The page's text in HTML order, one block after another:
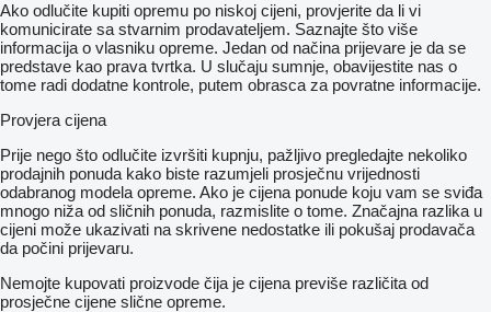
Ako odlučite kupiti opremu po niskoj cijeni, provjerite da li vi
komunicirate sa stvarnim prodavateljem. Saznajte što više
informacija o vlasniku opreme. Jedan od načina prijevare je da se
predstave kao prava tvrtka. U slučaju sumnje, obavijestite nas o
tome radi dodatne kontrole, putem obrasca za povratne informacije.
Provjera cijena
Prije nego što odlučite izvršiti kupnju, pažljivo pregledajte nekoliko
prodajnih ponuda kako biste razumjeli prosječnu vrijednosti
odabranog modela opreme. Ako je cijena ponude koju vam se sviđa
mnogo niža od sličnih ponuda, razmislite o tome. Značajna razlika u
cijeni može ukazivati ​​na skrivene nedostatke ili pokušaj prodavača
da počini prijevaru.
Nemojte kupovati proizvode čija je cijena previše različita od
prosječne cijene slične opreme.